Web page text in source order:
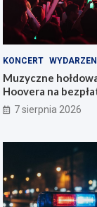
KONCERT
Muzyczne
Hoovera na
Wrocławiu
7 sierpnia 2026